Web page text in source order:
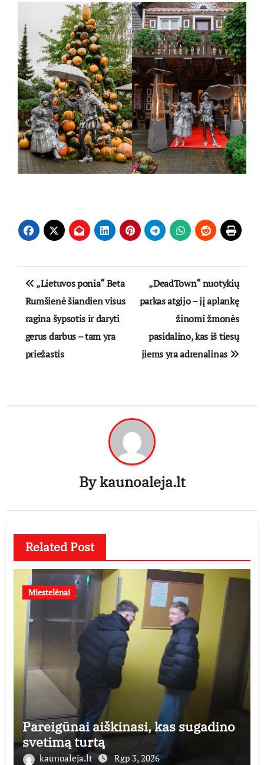
Navigacija
tarp
įrašų
„Lietuvos ponia“ Beta
Rumšienė šiandien visus
ragina šypsotis ir daryti
gerus darbus – tam yra
priežastis
„DeadTown“ nuotykių
parkas atgijo – jį aplankę
žinomi žmonės
pasidalino, kas iš tiesų
jiems yra adrenalinas
Bykaunoaleja.lt
Related Post
Miestelėnai
Pareigūnai aiškinasi, kas sugadino
svetimą turtą
kaunoaleja.lt Rgp 3, 2026